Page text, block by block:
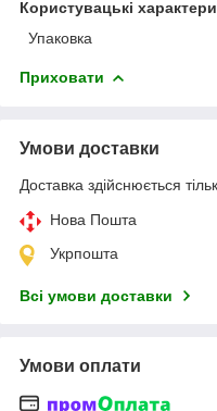
Користувацькі
Упаковка
Приховати
Умови доставки
Доставка здійснюється
Нова Пошта
Укрпошта
Всі умови доставки
Умови оплати